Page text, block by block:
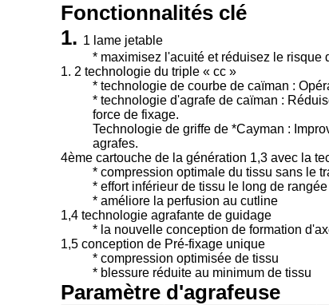
Fonctionnalités clé
1. 1 lame jetable
* maximisez l'acuité et réduisez le risque
1. 2 technologie du triple « cc »
* technologie de courbe de caïman :
* technologie d'agrafe de caïman :
force de fixage.
Technologie de griffe de *Cayman :
agrafes.
4ème cartouche de la génération 1,3 avec la
* compression optimale du tissu sans le
* effort inférieur de tissu le long de
* améliore la perfusion au cutline
1,4 technologie agrafante de guidage
* la nouvelle conception de formation
1,5 conception de Pré-fixage unique
* compression optimisée de tissu
* blessure réduite au minimum de tissu
Paramètre d'agrafeuse